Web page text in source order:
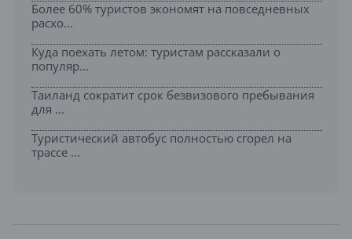
Более 60% туристов экономят на повседневных
расхо...
Куда поехать летом: туристам рассказали о
популяр...
Таиланд сократит срок безвизового пребывания
для ...
Туристический автобус полностью сгорел на
трассе ...